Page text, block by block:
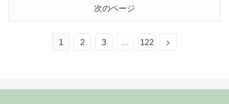
次のページ
1 2 3 … 122
次